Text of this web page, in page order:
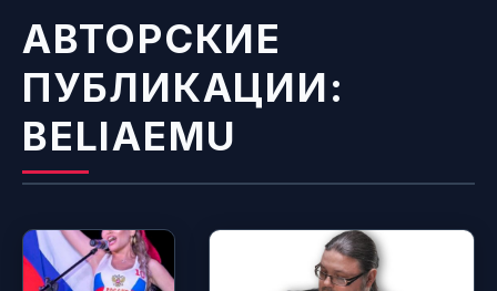
АВТОРСКИЕ
ПУБЛИКАЦИИ:
BELIAEMU